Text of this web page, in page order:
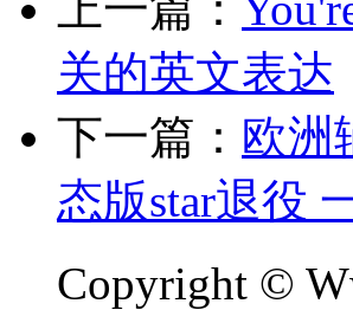
关的英文表达
下一篇： 欧洲
态版star退役
Copyright ©